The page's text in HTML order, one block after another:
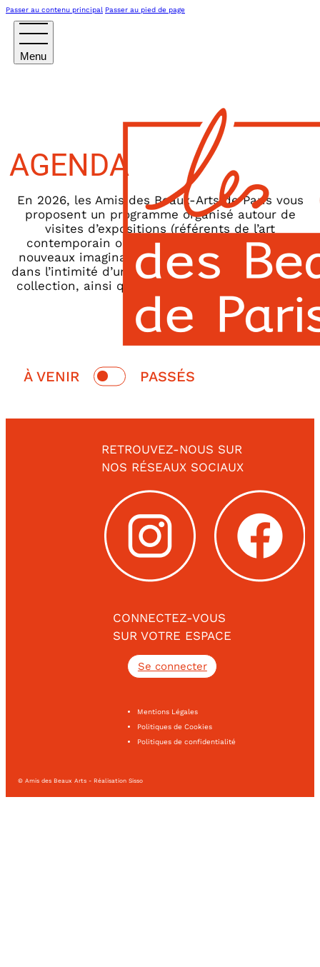
Passer au contenu principal Passer au pied de page
AGENDA
En 2026, les Amis des Beaux-Arts de Paris vous
proposent un programme organisé autour de
visites d’expositions (référents de l’art
contemporain ou historiques, émergence de
nouveaux imaginaires), rencontres, pour entrer
dans l’intimité d’une œuvre, d’un atelier ou d’une
collection, ainsi que escapades en régions ou à
l’étranger
À VENIR
Switch
date
À
venir
Passés PASSÉS
RETROUVEZ-NOUS SUR
NOS RÉSEAUX SOCIAUX
CONNECTEZ-VOUS
SUR VOTRE ESPACE
Se connecter
Mentions Légales
Politiques de Cookies
Politiques de confidentialité
© Amis des Beaux Arts - Réalisation Sisso